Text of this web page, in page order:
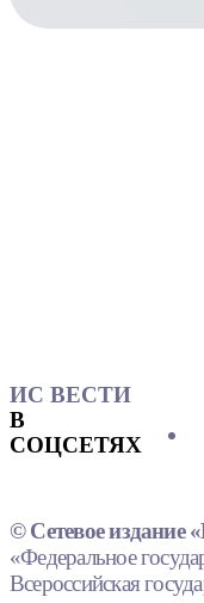
ИС ВЕСТИ
В
СОЦСЕТЯХ
© Сетевое издание
«Федеральное
Всероссийская